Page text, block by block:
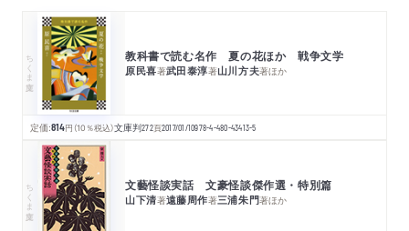
ちくま文庫 教科書で読む名作 夏の花ほか 戦争文学
原民喜著武田泰淳著山川方夫著ほか
定価:814円 （10％税込）文庫判272頁2017/01/10978-4-480-43413-5
ちくま文庫 文藝怪談実話 文豪怪談傑作選・特別篇
山下清著遠藤周作著三浦朱門著ほか